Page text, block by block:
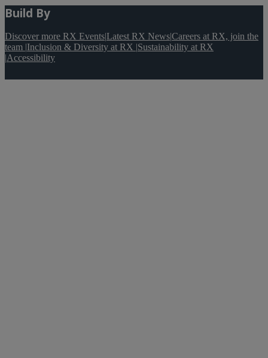
Build By
Discover more RX Events|Latest RX News|Careers at RX, join the
team |Inclusion & Diversity at RX |Sustainability at RX
|Accessibility